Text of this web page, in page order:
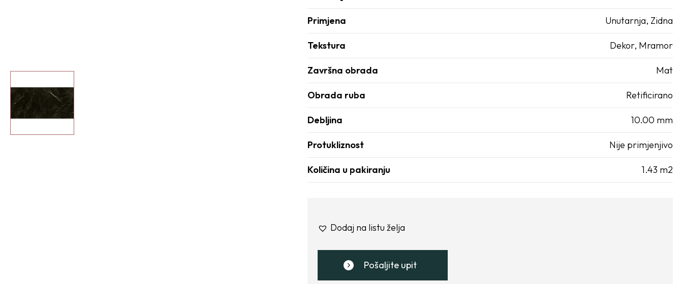
Primjena Unutarnja, Zidna
Tekstura Dekor, Mramor
Završna obrada Mat
Obrada ruba Retificirano
Debljina 10.00 mm
Protukliznost Nije primjenjivo
Količina u pakiranju 1.43 m2
Dodaj na listu želja
Pošaljite upit